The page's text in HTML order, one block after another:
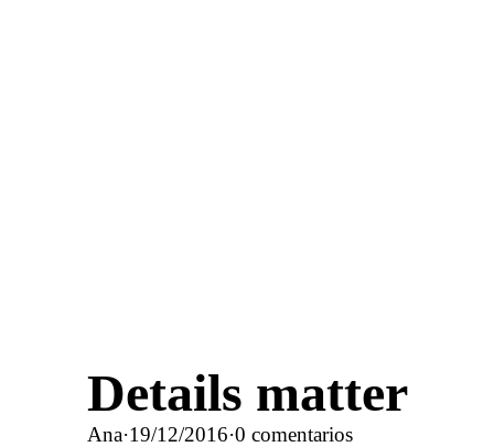
Details matter
Ana·19/12/2016·0 comentarios